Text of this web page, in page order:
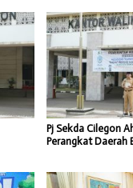
Pj Sekda Cilegon
Perangkat Daerah